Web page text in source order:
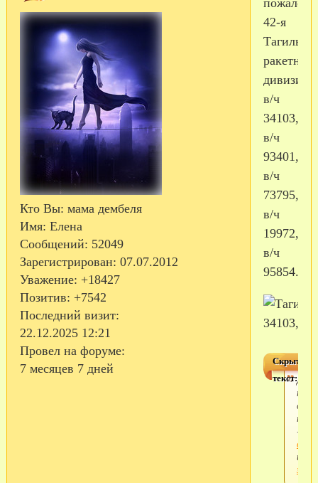
Кто Вы: мама дембеля
Имя: Елена
Сообщений: 52049
Зарегистрирован: 07.07.2012
Уважение: +18427
Позитив: +7542
Последний визит:
22.12.2025 12:21
Провел на форуме:
7 месяцев 7 дней
42-я
ракетная
дивизия
в/ч
34103,
в/ч
93401,
в/ч
73795,
в/ч
19972,
в/ч
95854.
Скрытый
текст:Для
-
или